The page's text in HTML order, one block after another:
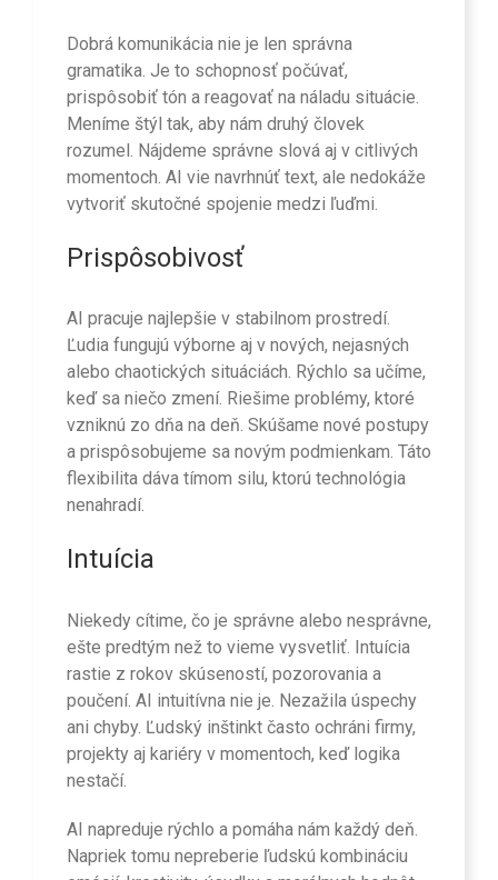
Dobrá komunikácia nie je len správna
gramatika. Je to schopnosť počúvať,
prispôsobiť tón a reagovať na náladu situácie.
Meníme štýl tak, aby nám druhý človek
rozumel. Nájdeme správne slová aj v citlivých
momentoch. AI vie navrhnúť text, ale nedokáže
vytvoriť skutočné spojenie medzi ľuďmi.
Prispôsobivosť
AI pracuje najlepšie v stabilnom prostredí.
Ľudia fungujú výborne aj v nových, nejasných
alebo chaotických situáciách. Rýchlo sa učíme,
keď sa niečo zmení. Riešime problémy, ktoré
vzniknú zo dňa na deň. Skúšame nové postupy
a prispôsobujeme sa novým podmienkam. Táto
flexibilita dáva tímom silu, ktorú technológia
nenahradí.
Intuícia
Niekedy cítime, čo je správne alebo nesprávne,
ešte predtým než to vieme vysvetliť. Intuícia
rastie z rokov skúseností, pozorovania a
poučení. AI intuitívna nie je. Nezažila úspechy
ani chyby. Ľudský inštinkt často ochráni firmy,
projekty aj kariéry v momentoch, keď logika
nestačí.
AI napreduje rýchlo a pomáha nám každý deň.
Napriek tomu nepreberie ľudskú kombináciu